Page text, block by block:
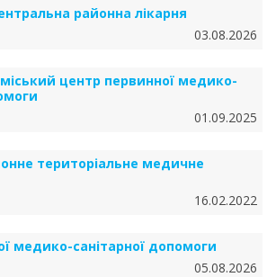
районна лікарня
03.08.2026
центр первинної медико-
01.09.2025
територіальне медичне
16.02.2022
медико-санітарної допомоги
05.08.2026